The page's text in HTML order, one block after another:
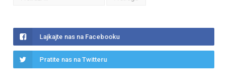
Lajkajte nas na Facebooku
Pratite nas na Twitteru